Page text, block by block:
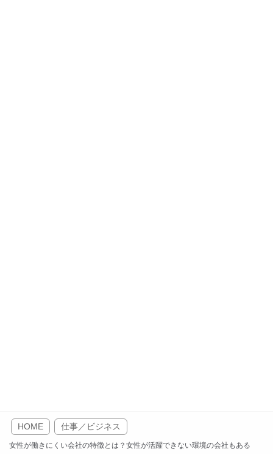
HOME 仕事／ビジネス
女性が働きにくい会社の特徴とは？女性が活躍できない環境の会社もある